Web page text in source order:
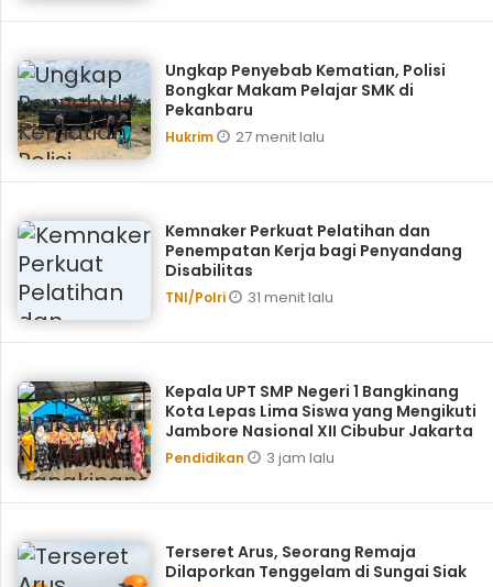
Ungkap Penyebab Kematian, Polisi
Bongkar Makam Pelajar SMK di
Pekanbaru
Hukrim 27 menit lalu
Kemnaker Perkuat Pelatihan dan
Penempatan Kerja bagi Penyandang
Disabilitas
TNI/Polri 31 menit lalu
Kepala UPT SMP Negeri 1 Bangkinang
Kota Lepas Lima Siswa yang Mengikuti
Jambore Nasional XII Cibubur Jakarta
Pendidikan 3 jam lalu
Terseret Arus, Seorang Remaja
Dilaporkan Tenggelam di Sungai Siak